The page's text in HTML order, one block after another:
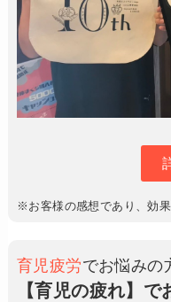
※お客様の感想であり、効
育児疲労でお悩みの
【育児の疲れ】